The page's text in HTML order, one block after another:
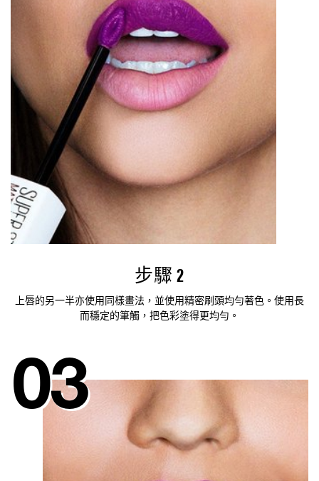
步驟 2
上唇的另一半亦使用同樣畫法，並使用精密刷頭均勻著色。使用長
而穩定的筆觸，把色彩塗得更均勻。